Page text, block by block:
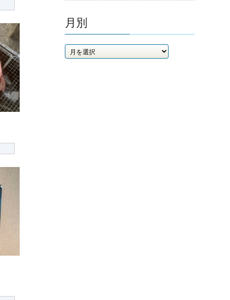
月別